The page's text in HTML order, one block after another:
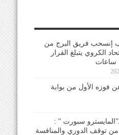
إنسحب فريق البرج من
الكروي يتبلغ القرار
ساعات
فوزه الأول من بوابة
سبورت ” :
من توقف الدوري والمنافسة